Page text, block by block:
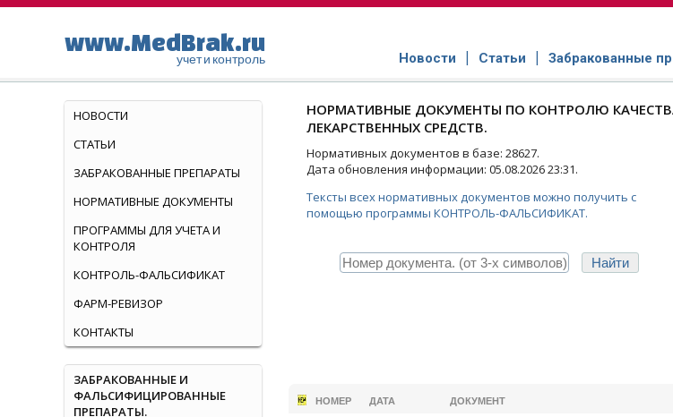
www.MedBrak.ru
учет и контроль Новости Статьи Забракованные
НОРМАТИВНЫЕ ДОКУМЕНТЫ ПО КОНТРОЛЮ
ЛЕКАРСТВЕННЫХ СРЕДСТВ.
Нормативных документов в базе: 28627.
Дата обновления информации: 05.08.2026 23:31.
Тексты всех нормативных документов можно получить с
помощью программы КОНТРОЛЬ-ФАЛЬСИФИКАТ.
НОМЕР ДАТА ДОКУМЕНТ
НОВОСТИ
СТАТЬИ
ЗАБРАКОВАННЫЕ ПРЕПАРАТЫ
НОРМАТИВНЫЕ ДОКУМЕНТЫ
ПРОГРАММЫ ДЛЯ УЧЕТА И
КОНТРОЛЯ
КОНТРОЛЬ-ФАЛЬСИФИКАТ
ФАРМ-РЕВИЗОР
КОНТАКТЫ
ЗАБРАКОВАННЫЕ И
ФАЛЬСИФИЦИРОВАННЫЕ
ПРЕПАРАТЫ.